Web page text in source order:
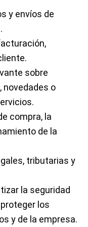
y envíos de
sobre
novedades o
compra, la
de la
tributarias y
la seguridad
los
y de la empresa.